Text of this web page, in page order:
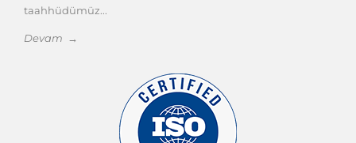
taahhüdümüz...
Devam →